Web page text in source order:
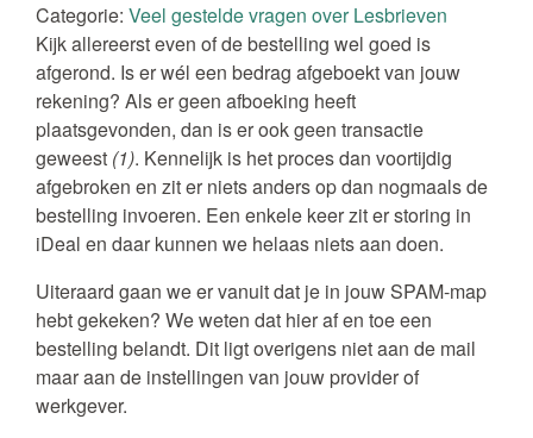
Categorie: Veel gestelde vragen over Lesbrieven
Kijk allereerst even of de bestelling wel goed is
afgerond. Is er wél een bedrag afgeboekt van jouw
rekening? Als er geen afboeking heeft
plaatsgevonden, dan is er ook geen transactie
geweest (1). Kennelijk is het proces dan voortijdig
afgebroken en zit er niets anders op dan nogmaals de
bestelling invoeren. Een enkele keer zit er storing in
iDeal en daar kunnen we helaas niets aan doen.
Uiteraard gaan we er vanuit dat je in jouw SPAM-map
hebt gekeken? We weten dat hier af en toe een
bestelling belandt. Dit ligt overigens niet aan de mail
maar aan de instellingen van jouw provider of
werkgever.